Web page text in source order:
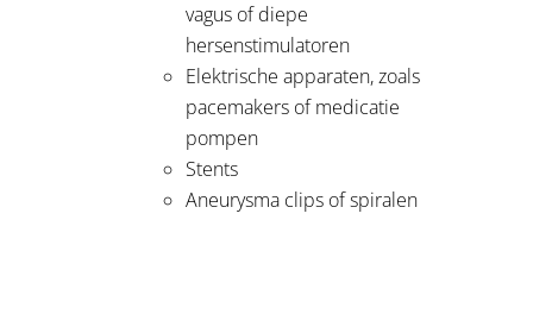
vagus of diepe
hersenstimulatoren
Elektrische apparaten, zoals
pacemakers of medicatie
pompen
Stents
Aneurysma clips of spiralen